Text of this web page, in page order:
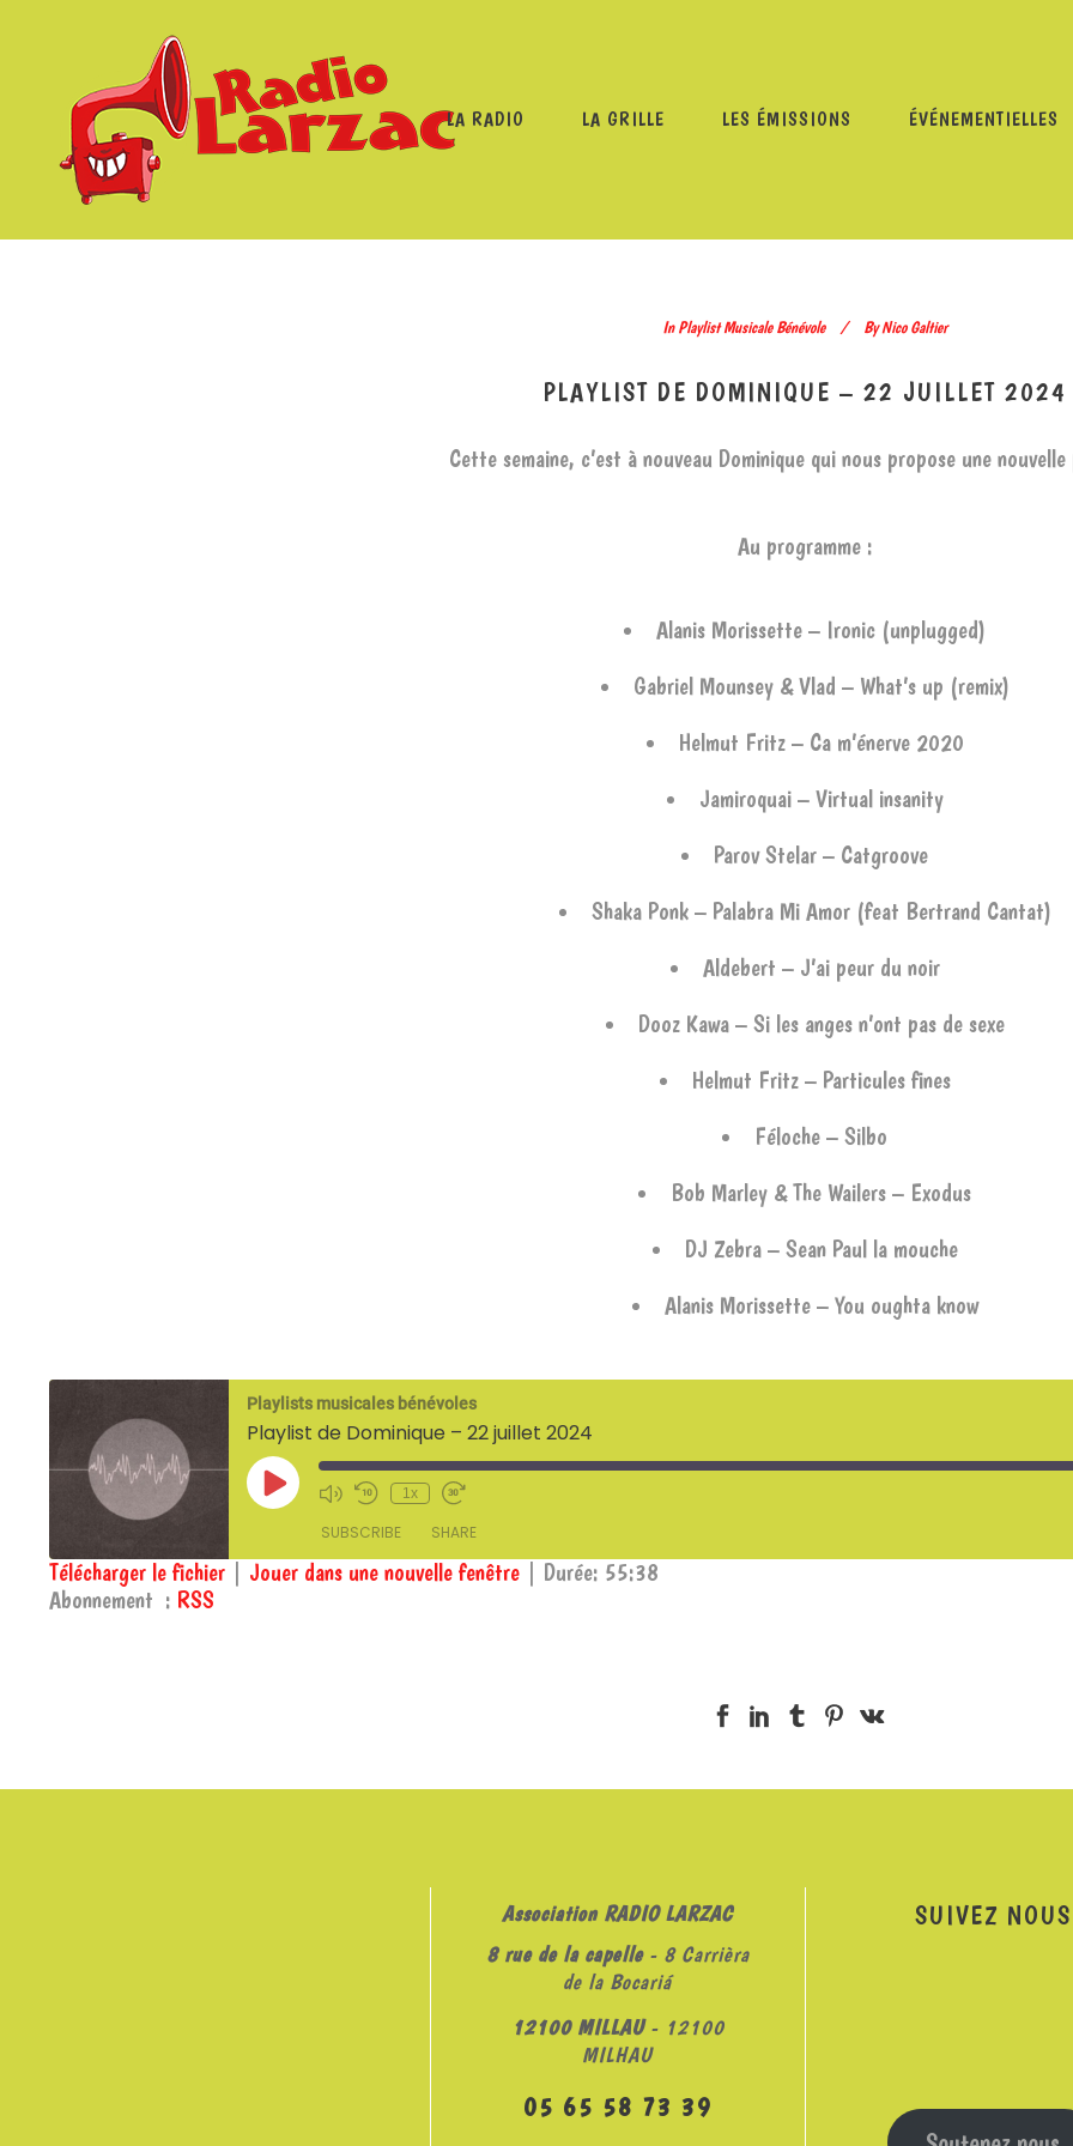
LA RADIO LA GRILLE LES ÉMISSIONS ÉVÉNEMENTIELLES
In Playlist Musicale Bénévole By Nico Galtier
PLAYLIST DE DOMINIQUE – 22 JUILLET 2024
Cette semaine, c’est à nouveau Dominique qui nous propose une
Au programme :
Alanis Morissette – Ironic (unplugged)
Gabriel Mounsey & Vlad – What’s up (remix)
Helmut Fritz – Ca m’énerve 2020
Jamiroquai – Virtual insanity
Parov Stelar – Catgroove
Shaka Ponk – Palabra Mi Amor (feat Bertrand Cantat)
Aldebert – J’ai peur du noir
Dooz Kawa – Si les anges n’ont pas de sexe
Helmut Fritz – Particules fines
Féloche – Silbo
Bob Marley & The Wailers – Exodus
DJ Zebra – Sean Paul la mouche
Alanis Morissette – You oughta know
Playlists musicales bénévoles
Playlist de Dominique – 22 juillet 2024
Play
Episode
1x
SUBSCRIBE SHARE
RSS
SHARE
Télécharger le fichier Jouer dans une nouvelle fenêtre
Durée: 55:38
Abonnement : RSS
Association RADIO LARZAC
8 rue de la capelle- 8 Carrièra
de la Bocariá
12100 MILLAU- 12100
MILHAU
05 65 58 73 39
SUIVEZ NOUS